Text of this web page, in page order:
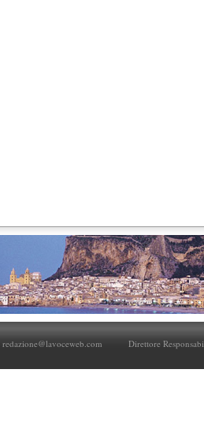
redazione@lavoceweb.com Direttore